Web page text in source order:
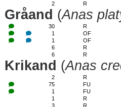
2 R
Gråand (Anas
30 R
1
OF
1
OF
6
R
6
R
Krikand (Anas
2 R
75
FU
1
FU
1
R
3
R